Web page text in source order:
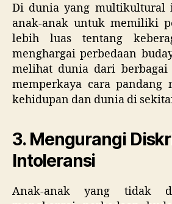
Di dunia yang multikultural
anak-anak untuk memiliki
lebih luas tentang
menghargai perbedaan
melihat dunia dari berbagai
memperkaya cara pandang
kehidupan dan dunia di
3. Mengurangi
Intoleransi
Anak-anak yang tidak